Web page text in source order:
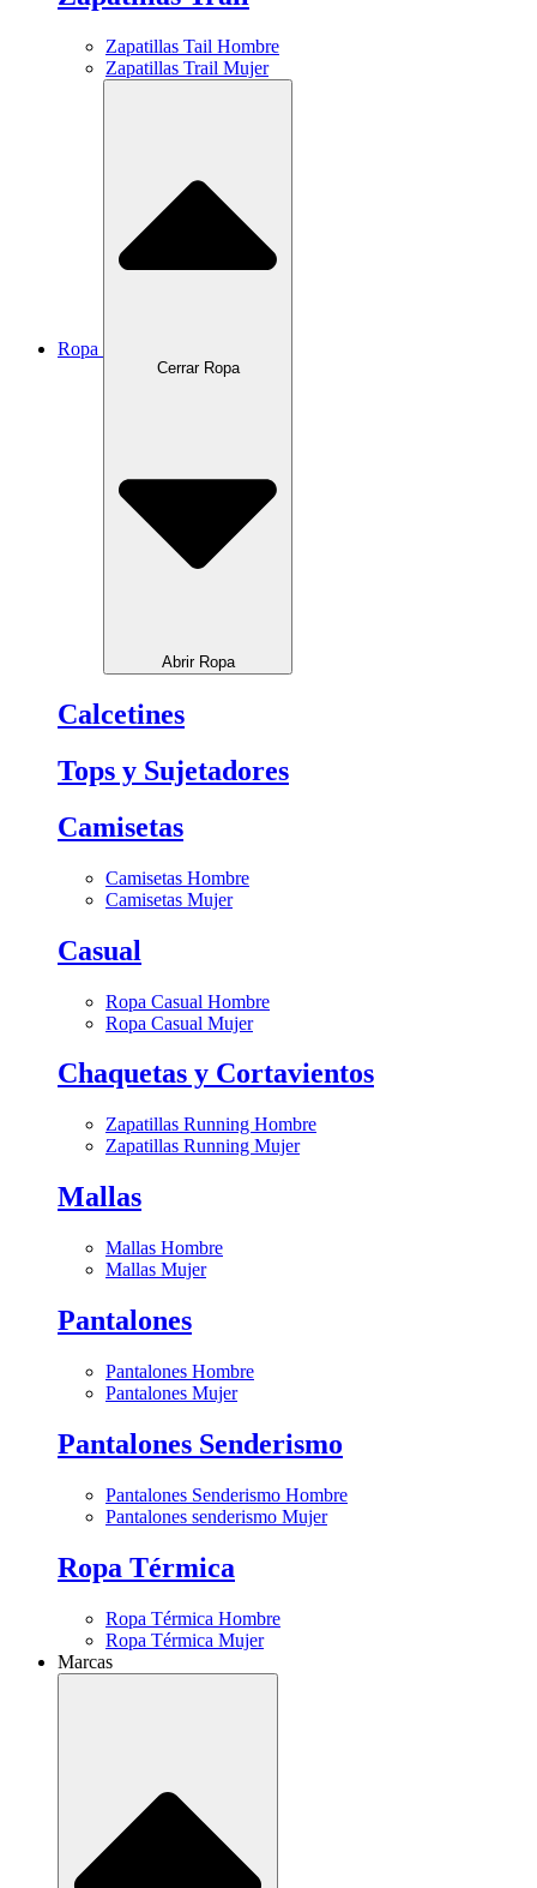
Zapatillas Tail Hombre
Zapatillas Trail Mujer
Ropa
Cerrar Ropa
Abrir Ropa
Calcetines
Tops y Sujetadores
Camisetas
Camisetas Hombre
Camisetas Mujer
Casual
Ropa Casual Hombre
Ropa Casual Mujer
Chaquetas y Cortavientos
Zapatillas Running Hombre
Zapatillas Running Mujer
Mallas
Mallas Hombre
Mallas Mujer
Pantalones
Pantalones Hombre
Pantalones Mujer
Pantalones Senderismo
Pantalones Senderismo Hombre
Pantalones senderismo Mujer
Ropa Térmica
Ropa Térmica Hombre
Ropa Térmica Mujer
Marcas